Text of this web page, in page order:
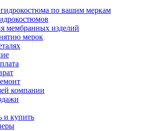
гидрокостюма по вашим меркам
мембранных изделий
мерок
компании
и купить